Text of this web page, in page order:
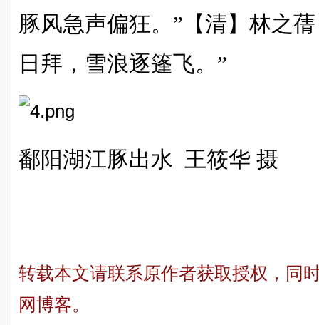
豚风急声偏狂。”【清】林之
日拜，雪浪逐篷飞。”
鄱阳湖江豚出水 王筱华 摄
转载本文请联系原作者获取授权，同
网博客。